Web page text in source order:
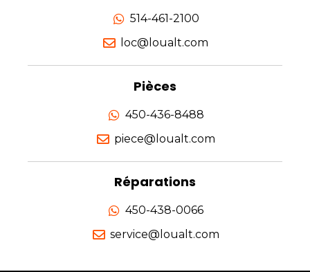
514-461-2100
loc@loualt.com
Pièces
450-436-8488
piece@loualt.com
Réparations
450-438-0066
service@loualt.com